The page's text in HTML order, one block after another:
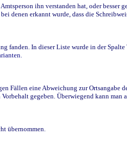
ihn verstanden hat, oder besser
denen erkannt wurde, dass die
In dieser Liste wurde in der
Fällen eine Abweichung zur Ortsangabe
gegeben. Überwiegend kann man
übernommen.